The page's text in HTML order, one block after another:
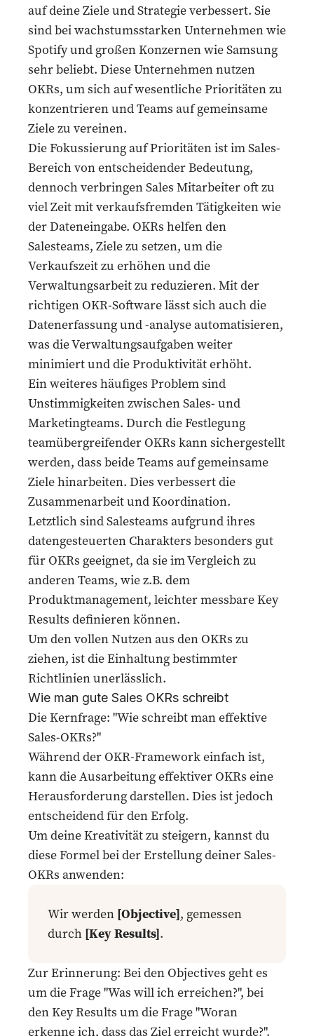
auf deine Ziele und Strategie verbessert. Sie
sind bei wachstumsstarken Unternehmen wie
Spotify und großen Konzernen wie Samsung
sehr beliebt. Diese Unternehmen nutzen
OKRs, um sich auf wesentliche Prioritäten zu
konzentrieren und Teams auf gemeinsame
Ziele zu vereinen.
Die Fokussierung auf Prioritäten ist im Sales-
Bereich von entscheidender Bedeutung,
dennoch verbringen Sales Mitarbeiter oft zu
viel Zeit mit verkaufsfremden Tätigkeiten wie
der Dateneingabe. OKRs helfen den
Salesteams, Ziele zu setzen, um die
Verkaufszeit zu erhöhen und die
Verwaltungsarbeit zu reduzieren. Mit der
richtigen OKR-Software lässt sich auch die
Datenerfassung und -analyse automatisieren,
was die Verwaltungsaufgaben weiter
minimiert und die Produktivität erhöht.
Ein weiteres häufiges Problem sind
Unstimmigkeiten zwischen Sales- und
Marketingteams. Durch die Festlegung
teamübergreifender OKRs kann sichergestellt
werden, dass beide Teams auf gemeinsame
Ziele hinarbeiten. Dies verbessert die
Zusammenarbeit und Koordination.
Letztlich sind Salesteams aufgrund ihres
datengesteuerten Charakters besonders gut
für OKRs geeignet, da sie im Vergleich zu
anderen Teams, wie z.B. dem
Produktmanagement, leichter messbare Key
Results definieren können.
Um den vollen Nutzen aus den OKRs zu
ziehen, ist die Einhaltung bestimmter
Richtlinien unerlässlich.
Wie man gute Sales OKRs schreibt
Die Kernfrage: "Wie schreibt man effektive
Sales-OKRs?"
Während der OKR-Framework einfach ist,
kann die Ausarbeitung effektiver OKRs eine
Herausforderung darstellen. Dies ist jedoch
entscheidend für den Erfolg.
Um deine Kreativität zu steigern, kannst du
diese Formel bei der Erstellung deiner Sales-
OKRs anwenden:
Wir werden [Objective], gemessen
durch [Key Results].
Zur Erinnerung: Bei den Objectives geht es
um die Frage "Was will ich erreichen?", bei
den Key Results um die Frage "Woran
erkenne ich, dass das Ziel erreicht wurde?".